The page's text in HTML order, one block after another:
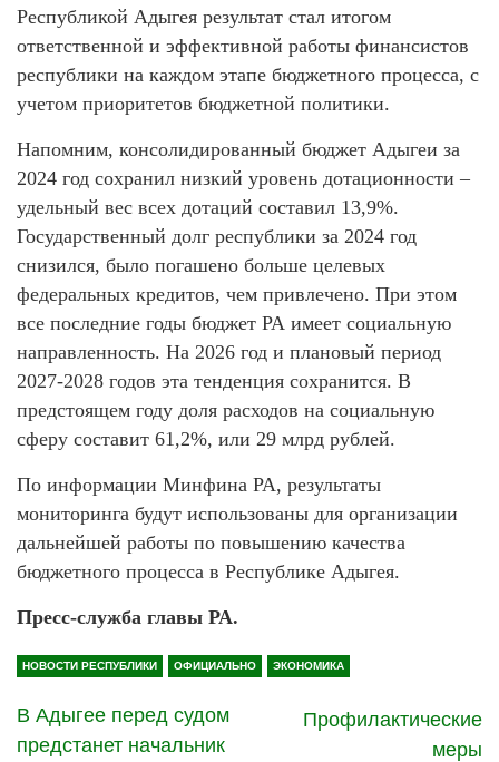
Республикой Адыгея результат стал итогом
ответственной и эффективной работы финансистов
республики на каждом этапе бюджетного процесса, с
учетом приоритетов бюджетной политики.
Напомним, консолидированный бюджет Адыгеи за
2024 год сохранил низкий уровень дотационности –
удельный вес всех дотаций составил 13,9%.
Государственный долг республики за 2024 год
снизился, было погашено больше целевых
федеральных кредитов, чем привлечено. При этом
все последние годы бюджет РА имеет социальную
направленность. На 2026 год и плановый период
2027-2028 годов эта тенденция сохранится. В
предстоящем году доля расходов на социальную
сферу составит 61,2%, или 29 млрд рублей.
По информации Минфина РА, результаты
мониторинга будут использованы для организации
дальнейшей работы по повышению качества
бюджетного процесса в Республике Адыгея.
Пресс-служба главы РА.
НОВОСТИ РЕСПУБЛИКИ ОФИЦИАЛЬНО ЭКОНОМИКА
В Адыгее перед судом
предстанет начальник
Профилактические
меры